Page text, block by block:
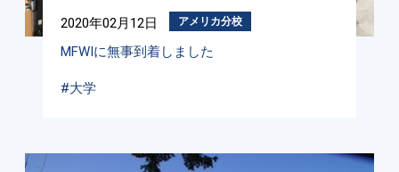
2020年02月12日 アメリカ分校
MFWIに無事到着しました
#大学